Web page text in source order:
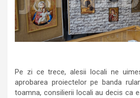
Pe zi ce trece, alesii locali ne
aprobarea proiectelor pe banda
toamna, consilierii locali au decis ca